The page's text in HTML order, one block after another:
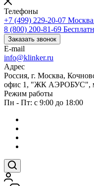
Телефоны
+7 (499) 229-20-07 Москва
8 (800) 200-81-69
Заказать звонок
E-mail
info@klinker.ru
Адрес
Россия, г. Москва,
офис 1, "ЖК АЭРОБУС",
Режим работы
Пн - Пт: с 9:00 до 18:00